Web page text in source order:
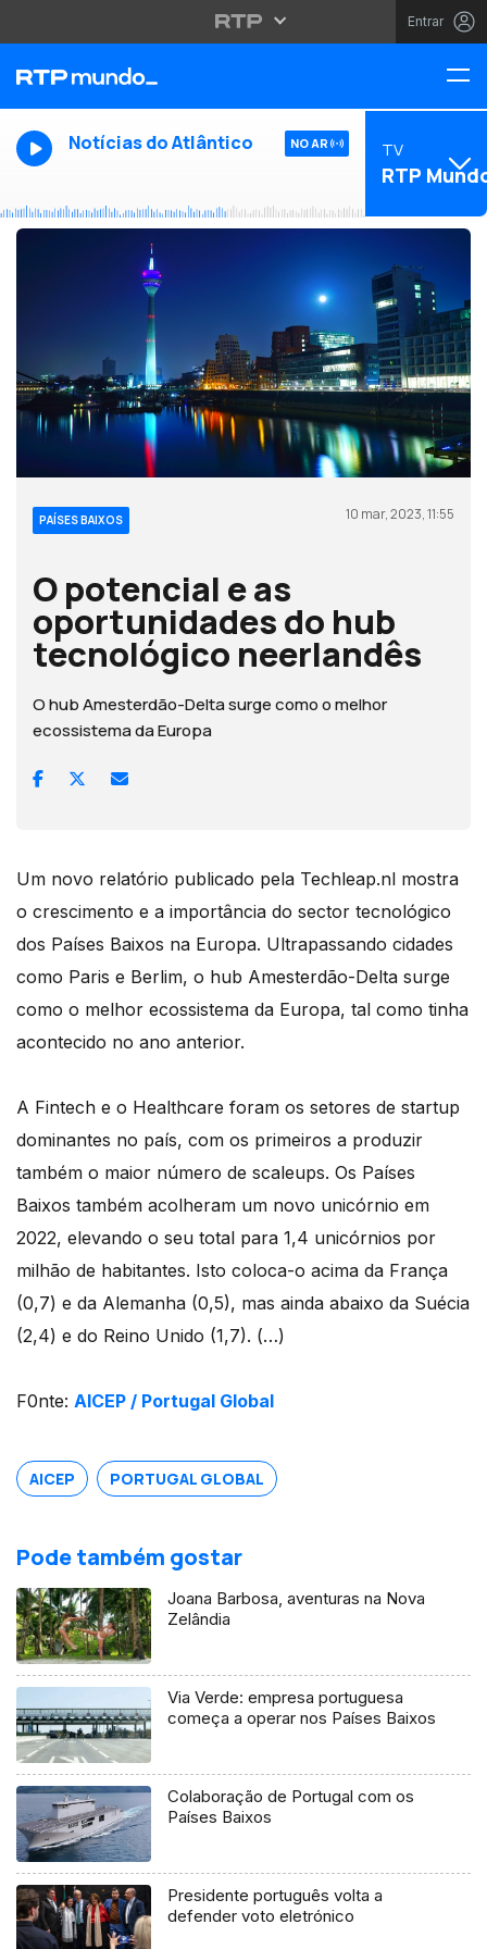
Entrar
Notícias do Atlântico NO AR TV
RTP
PAÍSES BAIXOS 10 mar, 2023, 11:55
O potencial e as
oportunidades do hub
tecnológico neerlandês
O hub Amesterdão-Delta surge como o melhor
ecossistema da Europa
Um novo relatório publicado pela Techleap.nl mostra
o crescimento e a importância do sector tecnológico
dos Países Baixos na Europa. Ultrapassando cidades
como Paris e Berlim, o hub Amesterdão-Delta surge
como o melhor ecossistema da Europa, tal como tinha
acontecido no ano anterior.
A Fintech e o Healthcare foram os setores de startup
dominantes no país, com os primeiros a produzir
também o maior número de scaleups. Os Países
Baixos também acolheram um novo unicórnio em
2022, elevando o seu total para 1,4 unicórnios por
milhão de habitantes. Isto coloca-o acima da França
(0,7) e da Alemanha (0,5), mas ainda abaixo da Suécia
(2,4) e do Reino Unido (1,7). (…)
F0nte: AICEP / Portugal Global
AICEP PORTUGAL GLOBAL
Pode também gostar
Joana Barbosa, aventuras na Nova
Zelândia
Via Verde: empresa portuguesa
começa a operar nos Países Baixos
Colaboração de Portugal com os
Países Baixos
Presidente português volta a
defender voto eletrónico